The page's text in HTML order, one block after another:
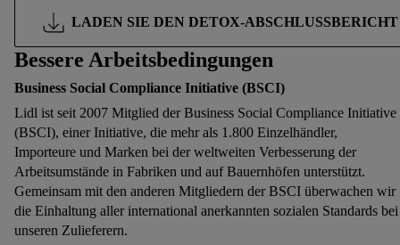
LADEN SIE DEN DETOX-
Bessere Arbeitsbedingungen
Business Social Compliance Initiative (BSCI)
Lidl ist seit 2007 Mitglied der Business Social Compliance Initiative
(BSCI), einer Initiative, die mehr als 1.800 Einzelhändler,
Importeure und Marken bei der weltweiten Verbesserung der
Arbeitsumstände in Fabriken und auf Bauernhöfen unterstützt.
Gemeinsam mit den anderen Mitgliedern der BSCI überwachen wir
die Einhaltung aller international anerkannten sozialen Standards bei
unseren Zulieferern.